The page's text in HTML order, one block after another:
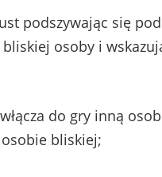
podszywając się
osoby i
do gry inną
bliskiej;